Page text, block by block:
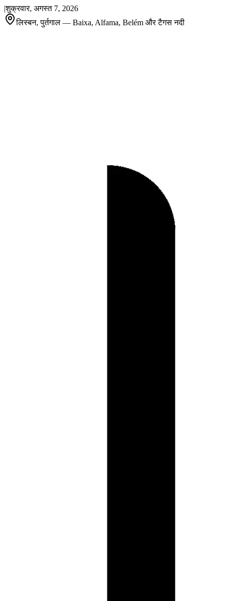
|शुक्रवार, अगस्त 7, 2026
लिस्बन, पुर्तगाल — Baixa, Alfama, Belém और टैगस नदी